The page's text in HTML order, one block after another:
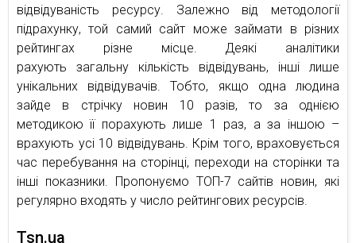
відвідуваність ресурсу. Залежно від методології
підрахунку, той самий сайт може займати в різних
рейтингах різне місце. Деякі аналітики
рахують загальну кількість відвідувань, інші лише
унікальних відвідувачів. Тобто, якщо одна людина
зайде в стрічку новин 10 разів, то за однією
методикою її порахують лише 1 раз, а за іншою –
врахують усі 10 відвідувань. Крім того, враховується
час перебування на сторінці, переходи на сторінки та
інші показники. Пропонуємо ТОП-7 сайтів новин, які
регулярно входять у число рейтингових ресурсів.
Tsn.ua